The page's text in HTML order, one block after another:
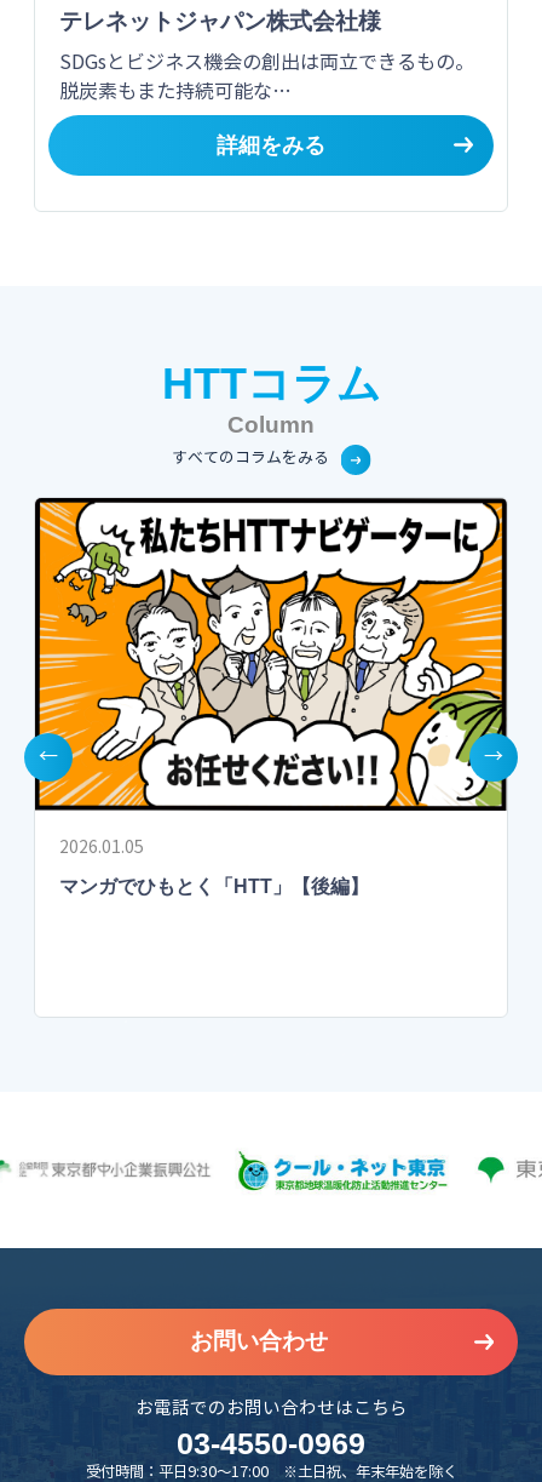
テレネットジャパン株式会社様
SDGsとビジネス機会の創出は両立できるもの。
脱炭素もまた持続可能な…
詳細をみる
HTTコラム
Column
すべてのコラムをみる
←
2026.01.05
マンガでひもとく「HTT」【後編】
→
お問い合わせ
お電話でのお問い合わせはこちら
03-4550-0969
受付時間：平日9:30～17:00 ※土日祝、年末年始を除く